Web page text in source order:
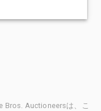
Bros. Auctioneersは、こ